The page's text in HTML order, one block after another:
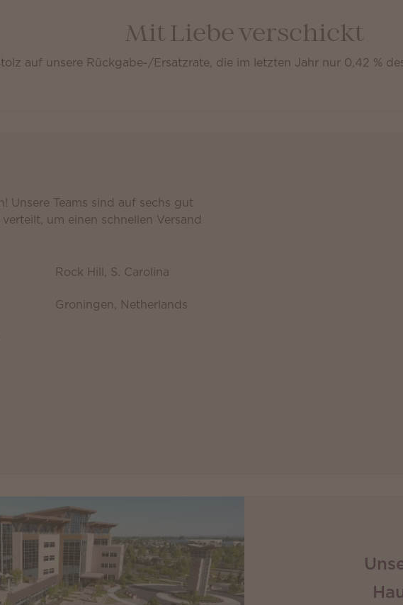
Mit Liebe verschickt
auf unsere Rückgabe-/Ersatzrate, die im letzten Jahr nur 0,42 %
Unsere Teams sind auf sechs gut
um einen schnellen Versand
Rock Hill, S. Carolina
Groningen, Netherlands